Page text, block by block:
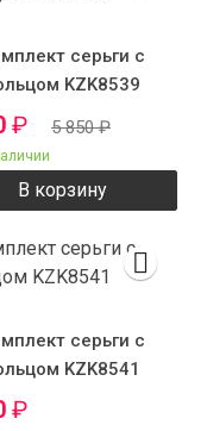
серьги с
KZK8539
₽ 5 850₽
В корзину
серьги с
KZK8541
₽